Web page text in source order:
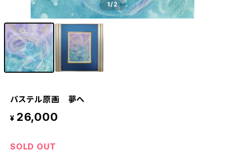
1/2
パステル原画 夢へ
¥ 26,000
SOLD OUT